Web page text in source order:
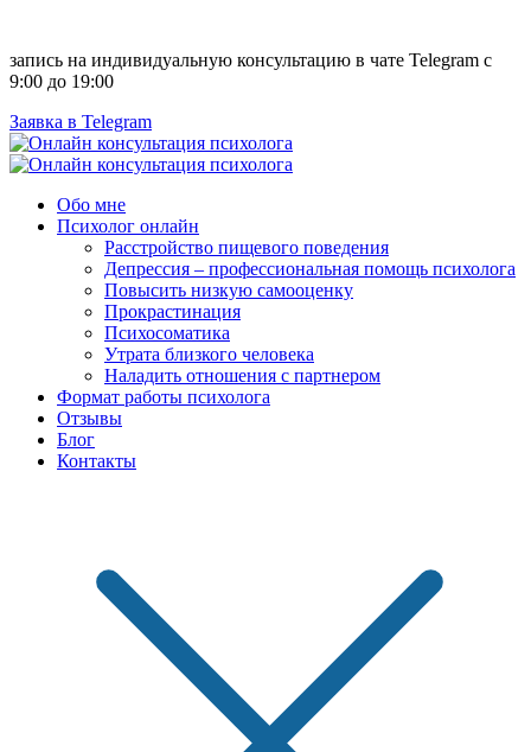
запись на индивидуальную консультацию в чате Telegram с
9:00 до 19:00
Заявка в Telegram
Обо мне
Психолог онлайн
Расстройство пищевого поведения
Депрессия – профессиональная помощь психолога
Повысить низкую самооценку
Прокрастинация
Психосоматика
Утрата близкого человека
Наладить отношения с партнером
Формат работы психолога
Отзывы
Блог
Контакты